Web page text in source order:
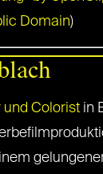
Domain)
und Colorist in